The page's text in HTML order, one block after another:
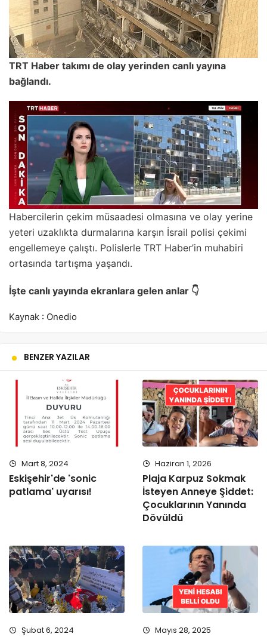
TRT Haber takımı de olay yerinden canlı yayına
bağlandı.
Habercilerin çekim müsaadesi olmasına ve olay yerine
yeteri uzaklıkta durmalarına karşın İsrail polisi çekimi
engellemeye çalıştı. Polislerle TRT Haber’in muhabiri
ortasında tartışma yaşandı.
İşte canlı yayında ekranlara gelen anlar 👇
Kaynak : Onedio
BENZER YAZILAR
Mart 8, 2024
Eskişehir'de 'sonic
patlama' uyarısı!
Haziran 1, 2026
Plaja Karpuz Sokmak
İsteyen Anneye Şiddet:
Çocuklarının Yanında
Dövüldü
Şubat 6, 2024 Mayıs 28, 2025